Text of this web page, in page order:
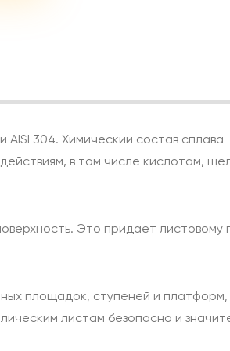
304. Химический состав сплава
в том числе кислотам,
Это придает листовому
площадок, ступеней и платформ,
листам безопасно и